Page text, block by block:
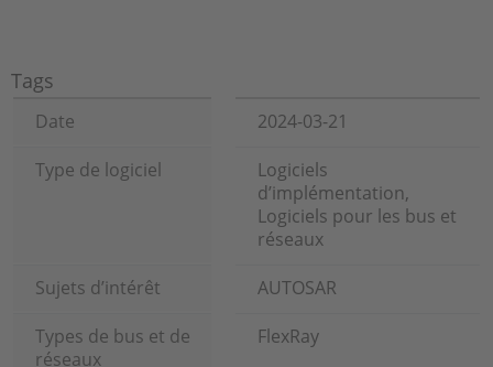
Tags
Date
2024-03-21
Type de logiciel
Logiciels
d’implémentation,
Logiciels pour les bus et
réseaux
Sujets d’intérêt
AUTOSAR
Types de bus et de
réseaux
FlexRay